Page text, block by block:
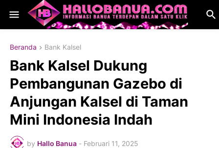
Beranda Bank Kalsel
Bank Kalsel Dukung
Pembangunan Gazebo di
Anjungan Kalsel di Taman
Mini Indonesia Indah
by Hallo Banua - Februari 11, 2025